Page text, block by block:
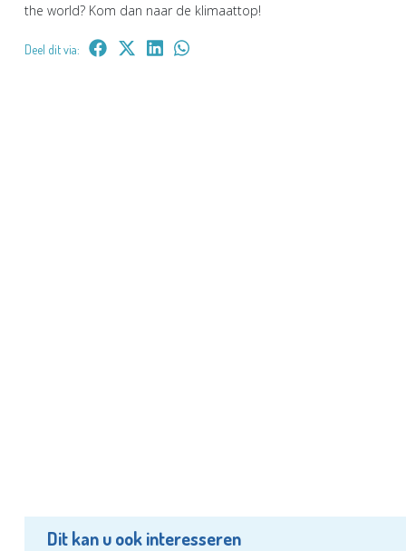
the world? Kom dan naar de klimaattop!
Deel dit via:
Dit kan u ook interesseren